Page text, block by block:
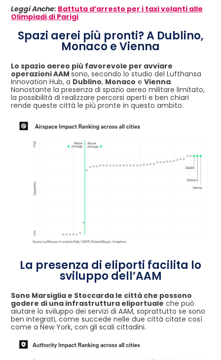
Leggi Anche: Battuta d’arresto per i taxi volanti alle
Olimpiadi di Parigi
Spazi aerei più pronti? A Dublino,
Monaco e Vienna
Lo spazio aereo più favorevole per avviare
operazioni AAM sono, secondo lo studio del Lufthansa
Innovation Hub, a Dublino, Monaco e Vienna.
Nonostante la presenza di spazio aereo militare limitato,
la possibilità di realizzare percorsi aperti e ben chiari
rende queste città le più pronte in questo ambito.
La presenza di eliporti facilita lo
sviluppo dell’AAM
Sono Marsiglia e Stoccarda le città che possono
godere di una infrastruttura eliportuale che può
aiutare lo sviluppo dei servizi di AAM, soprattutto se sono
ben integrati, come succede nelle due città citate così
come a New York, con gli scali cittadini.